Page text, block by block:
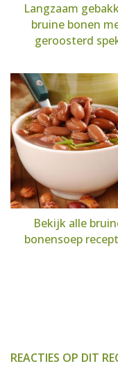
Langzaam
bruine bonen
geroosterd
Bekijk alle
bonensoep
REACTIES OP DIT